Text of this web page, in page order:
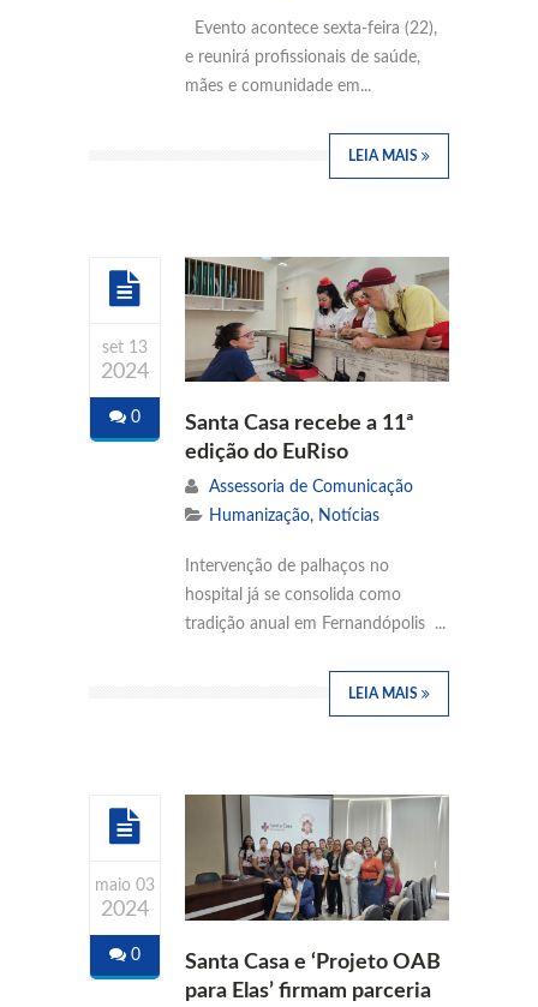
Evento acontece sexta-feira (22),
e reunirá profissionais de saúde,
mães e comunidade em...
LEIA MAIS
set 13
2024
0
Santa Casa recebe a 11ª
edição do EuRiso
Assessoria de Comunicação
Humanização, Notícias
Intervenção de palhaços no
hospital já se consolida como
tradição anual em Fernandópolis ...
LEIA MAIS
maio 03
2024
0
Santa Casa e ‘Projeto OAB
para Elas’ firmam parceria